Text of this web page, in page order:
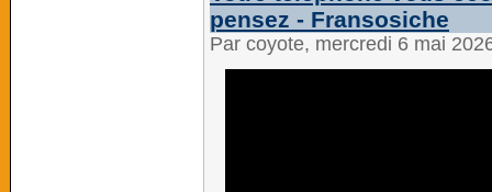
pensez - Fransosiche
Par coyote, mercredi 6 mai